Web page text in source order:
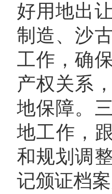
好用地出
制造、沙
工作，确
产权关系
地保障。
地工作，
和规划调
记颁证档